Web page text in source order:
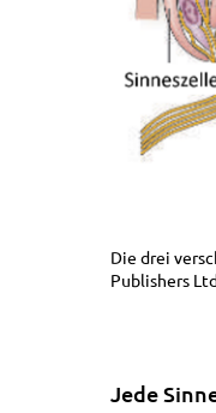
Die drei
Publishers
Jede